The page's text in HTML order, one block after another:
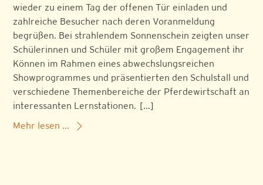
wieder zu einem Tag der offenen Tür einladen und
zahlreiche Besucher nach deren Voranmeldung
begrüßen. Bei strahlendem Sonnenschein zeigten unser
Schülerinnen und Schüler mit großem Engagement ihr
Können im Rahmen eines abwechslungsreichen
Showprogrammes und präsentierten den Schulstall und
verschiedene Themenbereiche der Pferdewirtschaft an
interessanten Lernstationen. […]
Mehr lesen ...